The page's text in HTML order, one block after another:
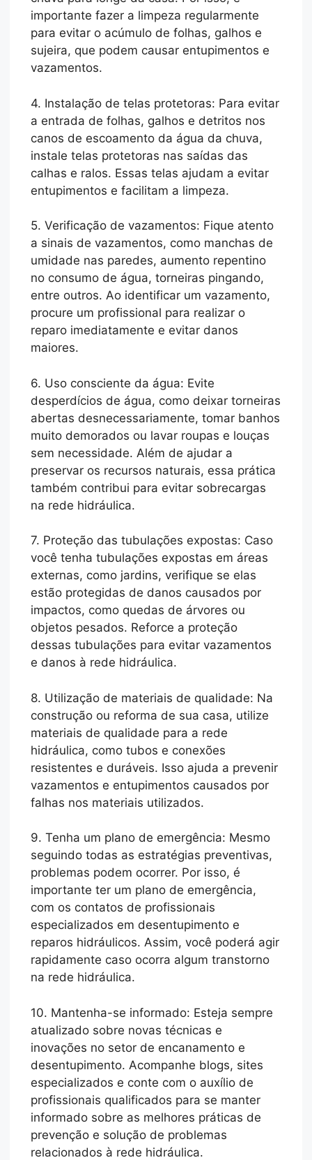
importante fazer a limpeza regularmente
para evitar o acúmulo de folhas, galhos e
sujeira, que podem causar entupimentos e
vazamentos.
4. Instalação de telas protetoras: Para evitar
a entrada de folhas, galhos e detritos nos
canos de escoamento da água da chuva,
instale telas protetoras nas saídas das
calhas e ralos. Essas telas ajudam a evitar
entupimentos e facilitam a limpeza.
5. Verificação de vazamentos: Fique atento
a sinais de vazamentos, como manchas de
umidade nas paredes, aumento repentino
no consumo de água, torneiras pingando,
entre outros. Ao identificar um vazamento,
procure um profissional para realizar o
reparo imediatamente e evitar danos
maiores.
6. Uso consciente da água: Evite
desperdícios de água, como deixar torneiras
abertas desnecessariamente, tomar banhos
muito demorados ou lavar roupas e louças
sem necessidade. Além de ajudar a
preservar os recursos naturais, essa prática
também contribui para evitar sobrecargas
na rede hidráulica.
7. Proteção das tubulações expostas: Caso
você tenha tubulações expostas em áreas
externas, como jardins, verifique se elas
estão protegidas de danos causados por
impactos, como quedas de árvores ou
objetos pesados. Reforce a proteção
dessas tubulações para evitar vazamentos
e danos à rede hidráulica.
8. Utilização de materiais de qualidade: Na
construção ou reforma de sua casa, utilize
materiais de qualidade para a rede
hidráulica, como tubos e conexões
resistentes e duráveis. Isso ajuda a prevenir
vazamentos e entupimentos causados por
falhas nos materiais utilizados.
9. Tenha um plano de emergência: Mesmo
seguindo todas as estratégias preventivas,
problemas podem ocorrer. Por isso, é
importante ter um plano de emergência,
com os contatos de profissionais
especializados em desentupimento e
reparos hidráulicos. Assim, você poderá agir
rapidamente caso ocorra algum transtorno
na rede hidráulica.
10. Mantenha-se informado: Esteja sempre
atualizado sobre novas técnicas e
inovações no setor de encanamento e
desentupimento. Acompanhe blogs, sites
especializados e conte com o auxílio de
profissionais qualificados para se manter
informado sobre as melhores práticas de
prevenção e solução de problemas
relacionados à rede hidráulica.